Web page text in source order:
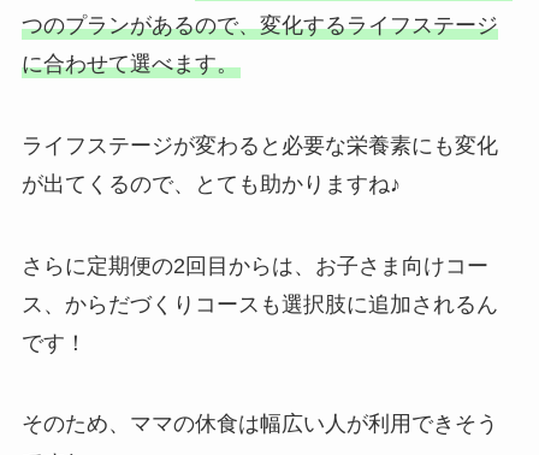
つのプランがあるので、変化するライフステージ
に合わせて選べます。
ライフステージが変わると必要な栄養素にも変化
が出てくるので、とても助かりますね♪
さらに定期便の2回目からは、お子さま向けコー
ス、からだづくりコースも選択肢に追加されるん
です！
そのため、ママの休食は幅広い人が利用できそう